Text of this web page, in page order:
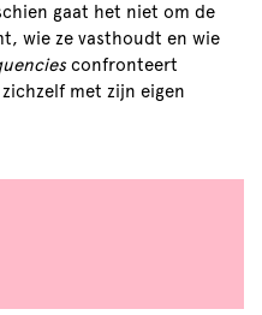
gaat het niet om de
wie ze vasthoudt en wie
confronteert
met zijn eigen